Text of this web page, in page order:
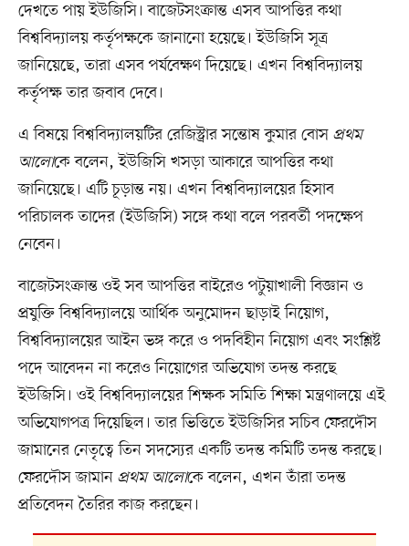
দেখতে পায় ইউজিসি। বাজেটসংক্রান্ত এসব আপত্তির কথা
বিশ্ববিদ্যালয় কর্তৃপক্ষকে জানানো হয়েছে। ইউজিসি সূত্র
জানিয়েছে, তারা এসব পর্যবেক্ষণ দিয়েছে। এখন বিশ্ববিদ্যালয়
কর্তৃপক্ষ তার জবাব দেবে।
এ বিষয়ে বিশ্ববিদ্যালয়টির রেজিস্ট্রার সন্তোষ কুমার বোস প্রথম
আলোকে বলেন, ইউজিসি খসড়া আকারে আপত্তির কথা
জানিয়েছে। এটি চূড়ান্ত নয়। এখন বিশ্ববিদ্যালয়ের হিসাব
পরিচালক তাদের (ইউজিসি) সঙ্গে কথা বলে পরবর্তী পদক্ষেপ
নেবেন।
বাজেটসংক্রান্ত ওই সব আপত্তির বাইরেও পটুয়াখালী বিজ্ঞান ও
প্রযুক্তি বিশ্ববিদ্যালয়ে আর্থিক অনুমোদন ছাড়াই নিয়োগ,
বিশ্ববিদ্যালয়ের আইন ভঙ্গ করে ও পদবিহীন নিয়োগ এবং সংশ্লিষ্ট
পদে আবেদন না করেও নিয়োগের অভিযোগ তদন্ত করছে
ইউজিসি। ওই বিশ্ববিদ্যালয়ের শিক্ষক সমিতি শিক্ষা মন্ত্রণালয়ে এই
অভিযোগপত্র দিয়েছিল। তার ভিত্তিতে ইউজিসির সচিব ফেরদৌস
জামানের নেতৃত্বে তিন সদস্যের একটি তদন্ত কমিটি তদন্ত করছে।
ফেরদৌস জামান প্রথম আলোকে বলেন, এখন তাঁরা তদন্ত
প্রতিবেদন তৈরির কাজ করছেন।